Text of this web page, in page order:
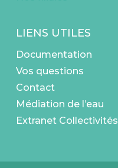
LIENS UTILES
Documentation
Vos questions
Contact
Médiation de l’eau
Extranet Collectivités